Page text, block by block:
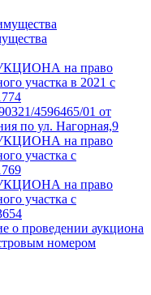
на право
участка в 2021 с
4596465/01 от
по ул. Нагорная,9
на право
участка с
на право
участка с
о проведении аукциона
номером